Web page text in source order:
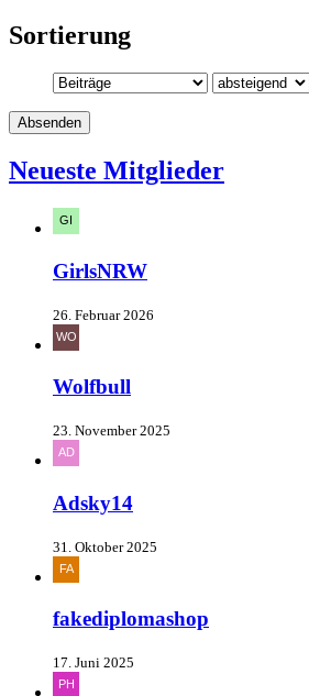
Sortierung
Neueste Mitglieder
GirlsNRW
26. Februar 2026
Wolfbull
23. November 2025
Adsky14
31. Oktober 2025
fakediplomashop
17. Juni 2025